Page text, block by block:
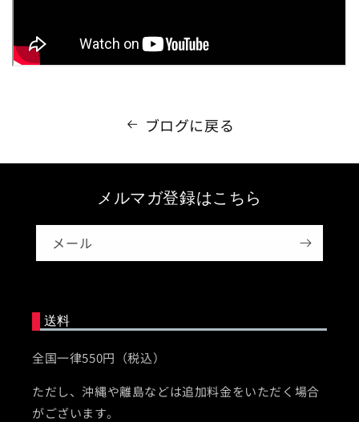
ブログに戻る
メルマガ登録はこちら
メール
送料
全国一律550円（税込）
ただし、沖縄や離島などは追加料金をいただく場合
がございます。